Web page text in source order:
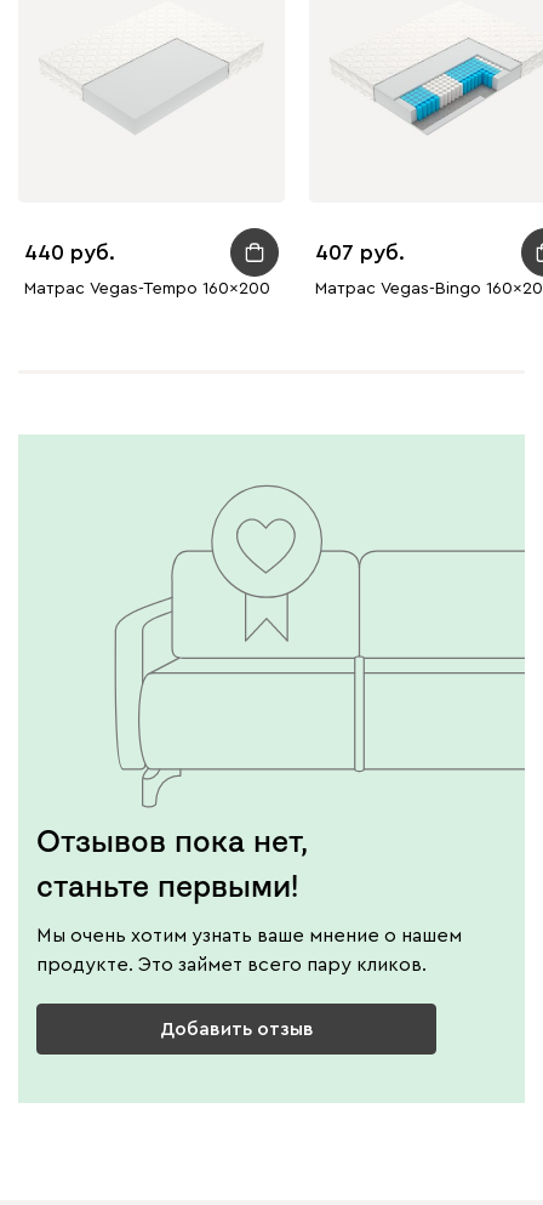
440
Матрас Vegas-Tempo 160x200
407
Матрас Vegas-Bingo
Отзывов пока нет,
станьте первыми!
Мы очень хотим узнать ваше мнение о нашем
продукте. Это займет всего пару кликов.
Добавить отзыв